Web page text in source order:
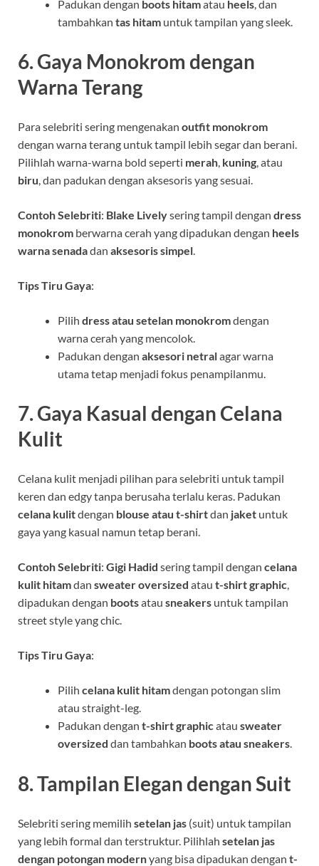
Padukan dengan boots hitamatau heels , dan
tambahkan tas hitam untuk tampilan yang sleek.
6.Gaya Monokrom dengan
Warna Terang
Para selebriti sering mengenakan outfit monokrom
dengan warna terang untuk tampil lebih segar dan berani.
Pilihlah warna-warna bold seperti merah, kuning, atau
biru, dan padukan dengan aksesoris yang sesuai.
Contoh Selebriti: Blake Livelysering tampil dengan dress
monokrom berwarna cerah yang dipadukan dengan heels
warna senadadan aksesoris simpel.
Tips Tiru Gaya:
Pilih dress atau setelan monokromdengan
warna cerah yang mencolok.
Padukan dengan aksesori netralagar warna
utama tetap menjadi fokus penampilanmu.
7.Gaya Kasual dengan Celana
Kulit
Celana kulit menjadi pilihan para selebriti untuk tampil
keren dan edgy tanpa berusaha terlalu keras. Padukan
celana kulitdengan blouse atau t-shirtdan jaket untuk
gaya yang kasual namun tetap berani.
Contoh Selebriti: Gigi Hadid sering tampil dengan celana
kulit hitamdan sweater oversized atau t-shirt graphic,
dipadukan dengan bootsatau sneakers untuk tampilan
street style yang chic.
Tips Tiru Gaya:
Pilih celana kulit hitamdengan potongan slim
atau straight-leg.
Padukan dengan t-shirt graphicatau sweater
oversized dan tambahkan boots atau sneakers.
8.Tampilan Elegan dengan Suit
Selebriti sering memilih setelan jas (suit) untuk tampilan
yang lebih formal dan terstruktur. Pilihlah setelan jas
dengan potongan modernyang bisa dipadukan dengan t-